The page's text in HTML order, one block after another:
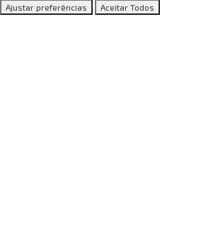
Ajustar preferências Aceitar Todos